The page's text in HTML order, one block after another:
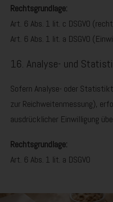
Rechtsgrundlage:
Art. 6 Abs. 1 lit. c DSGVO
Art. 6 Abs. 1 lit. a DSGVO
16. Analyse- und
Sofern Analyse- oder
zur Reichweitenmessung),
ausdrücklicher Einwilligung
Rechtsgrundlage:
Art. 6 Abs. 1 lit. a DSGVO